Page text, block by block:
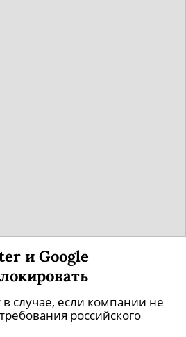
и Google
случае, если компании не
российского